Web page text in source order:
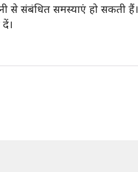
संबंधित समस्याएं हो सकती हैं।